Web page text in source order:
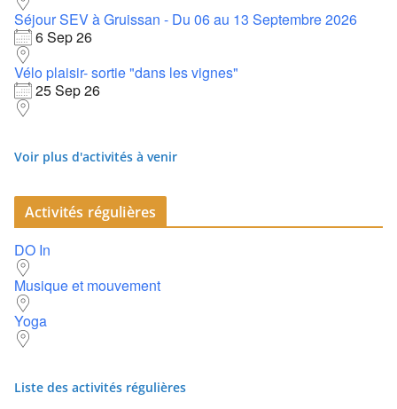
Séjour SEV à Gruissan - Du 06 au 13 Septembre 2026
6 Sep 26
Vélo plaisir- sortie "dans les vignes"
25 Sep 26
Voir plus d'activités à venir
Activités régulières
DO In
Musique et mouvement
Yoga
Liste des activités régulières